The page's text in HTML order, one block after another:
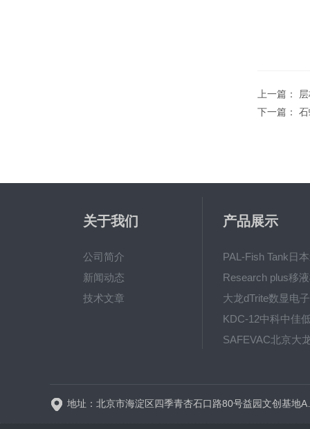
上一篇：
下一篇：
关于我们
公司简介
新闻动态
技术文章
产品展示